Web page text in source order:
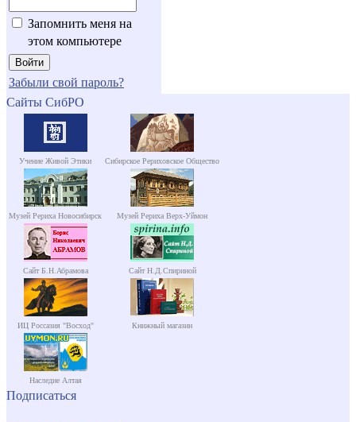
Запомнить меня на
этом компьютере
Забыли свой пароль?
Сайты СибРО
Учение Живой Этики Сибирское Рериховское Общество
Музей Рериха Новосибирск Музей Рериха Верх-Уймон
Сайт Б.Н.Абрамова Сайт Н.Д.Спириной
ИЦ Россазия "Восход" Книжный магазин
Наследие Алтая
Подписаться